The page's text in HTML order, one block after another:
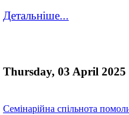
Детальніше...
Thursday, 03 April 2025
Семінарійна спільнота